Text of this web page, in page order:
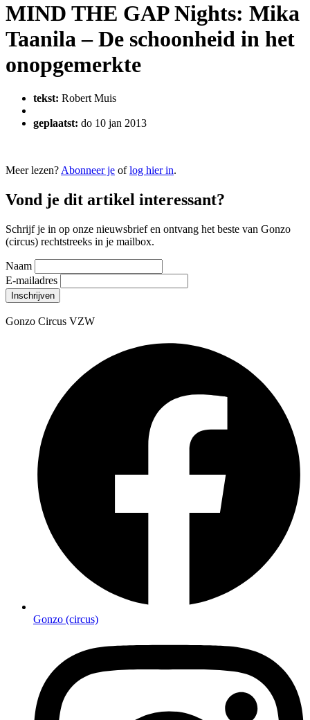
MIND THE GAP Nights: Mika
Taanila – De schoonheid in het
onopgemerkte
tekst: Robert Muis
geplaatst: do 10 jan 2013
Meer lezen?Abonneer je oflog hier in.
Vond je dit artikel interessant?
Schrijf je in op onze nieuwsbrief en ontvang het beste van Gonzo
(circus) rechtstreeks in je mailbox.
Naam
E-mailadres
Gonzo Circus VZW
Gonzo (circus)